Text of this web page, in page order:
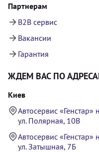
Партнерам
B2B сервис
Вакансии
Гарантия
ЖДЕМ ВАС ПО
Киев
Автосервис
ул. Полярная, 10В
Автосервис «Генстар»
ул. Затышная, 7Б